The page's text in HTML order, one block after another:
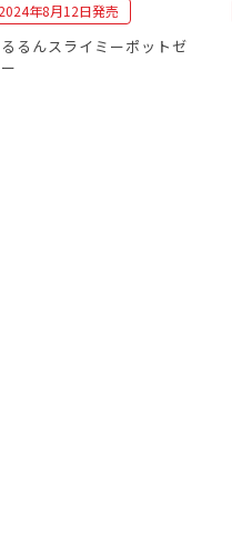
2024年8月12日発売
るんスライミーポットゼ